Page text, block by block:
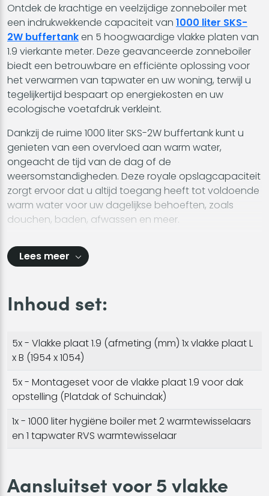
Ontdek de krachtige en veelzijdige zonneboiler met
een indrukwekkende capaciteit van 1000 liter SKS-
2W buffertanken 5 hoogwaardige vlakke platen van
1.9 vierkante meter. Deze geavanceerde zonneboiler
biedt een betrouwbare en efficiënte oplossing voor
het verwarmen van tapwater en uw woning, terwijl u
tegelijkertijd bespaart op energiekosten en uw
ecologische voetafdruk verkleint.
Dankzij de ruime 1000 liter SKS-2W buffertank kunt u
genieten van een overvloed aan warm water,
ongeacht de tijd van de dag of de
weersomstandigheden. Deze royale opslagcapaciteit
zorgt ervoor dat u altijd toegang heeft tot voldoende
warm water voor uw dagelijkse behoeften, zoals
douchen, baden, afwassen en meer.
Lees meer
Inhoud set:
5x - Vlakke plaat 1.9 (afmeting (mm) 1x vlakke plaat L
x B (1954 x 1054)
5x - Montageset voor de vlakke plaat 1.9 voor dak
opstelling (Platdak of Schuindak)
1x - 1000 liter hygiëne boiler met 2 warmtewisselaars
en 1 tapwater RVS warmtewisselaar
Aansluitset voor 5 vlakke